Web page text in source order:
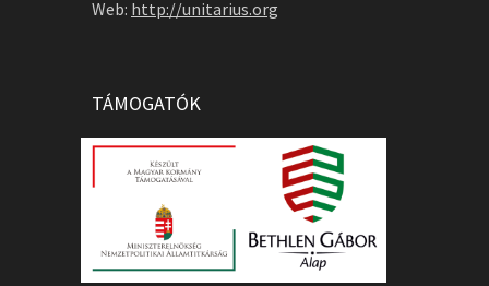
Web: http://unitarius.org
TÁMOGATÓK